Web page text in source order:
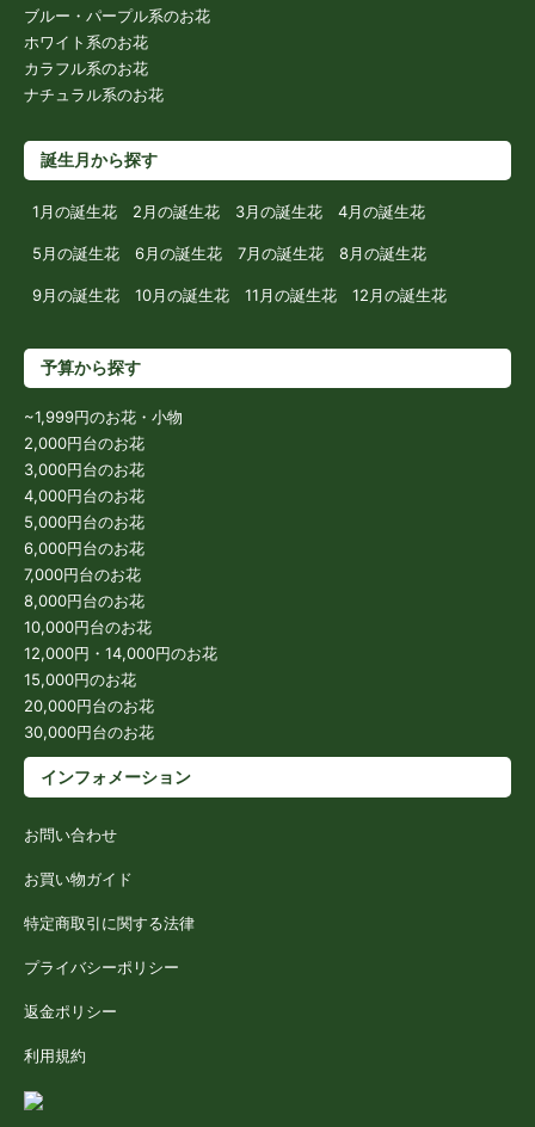
ブルー・パープル系のお花
ホワイト系のお花
カラフル系のお花
ナチュラル系のお花
誕生月から探す
1月の誕生花 2月の誕生花 3月の誕生花 4月の誕生花
5月の誕生花 6月の誕生花 7月の誕生花 8月の誕生花
9月の誕生花 10月の誕生花 11月の誕生花 12月の誕生花
予算から探す
~1,999円のお花・小物
2,000円台のお花
3,000円台のお花
4,000円台のお花
5,000円台のお花
6,000円台のお花
7,000円台のお花
8,000円台のお花
10,000円台のお花
12,000円・14,000円のお花
15,000円のお花
20,000円台のお花
30,000円台のお花
インフォメーション
お問い合わせ
お買い物ガイド
特定商取引に関する法律
プライバシーポリシー
返金ポリシー
利用規約